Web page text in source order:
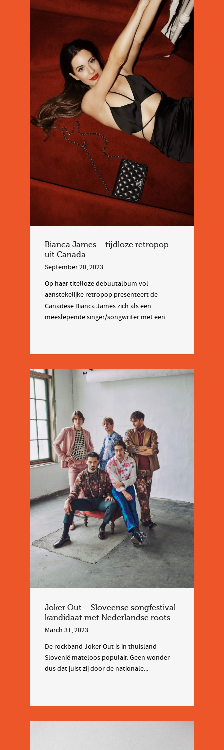
Bianca James – tijdloze retropop
uit Canada
September 20, 2023
Op haar titelloze debuutalbum vol
aanstekelijke retropop presenteert de
Canadese Bianca James zich als een
meeslepende singer/songwriter met een...
Joker Out – Sloveense songfestival
kandidaat met Nederlandse roots
March 31, 2023
De rockband Joker Out is in thuisland
Slovenië mateloos populair. Geen wonder
dus dat juist zij door de nationale...